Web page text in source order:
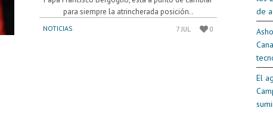
para siempre la atrincherada posición..
NOTICIAS 7 JUL 0
de
El